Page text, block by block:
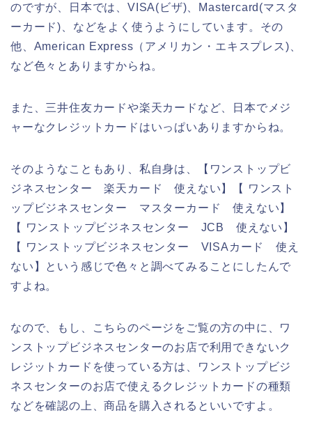
のですが、日本では、VISA(ビザ)、Mastercard(マスタ
ーカード)、などをよく使うようにしています。その
他、American Express（アメリカン・エキスプレス)、
など色々とありますからね。
また、三井住友カードや楽天カードなど、日本でメジ
ャーなクレジットカードはいっぱいありますからね。
そのようなこともあり、私自身は、【ワンストップビ
ジネスセンター 楽天カード 使えない】【 ワンスト
ップビジネスセンター マスターカード 使えない】
【 ワンストップビジネスセンター JCB 使えない】
【 ワンストップビジネスセンター VISAカード 使え
ない】という感じで色々と調べてみることにしたんで
すよね。
なので、もし、こちらのページをご覧の方の中に、ワ
ンストップビジネスセンターのお店で利用できないク
レジットカードを使っている方は、ワンストップビジ
ネスセンターのお店で使えるクレジットカードの種類
などを確認の上、商品を購入されるといいですよ。